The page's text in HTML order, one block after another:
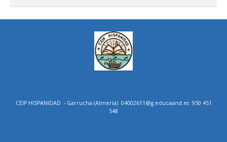
CEIP HISPANIDAD - Garrucha (Almería) 04002611@g.educaand.es 950 451
548